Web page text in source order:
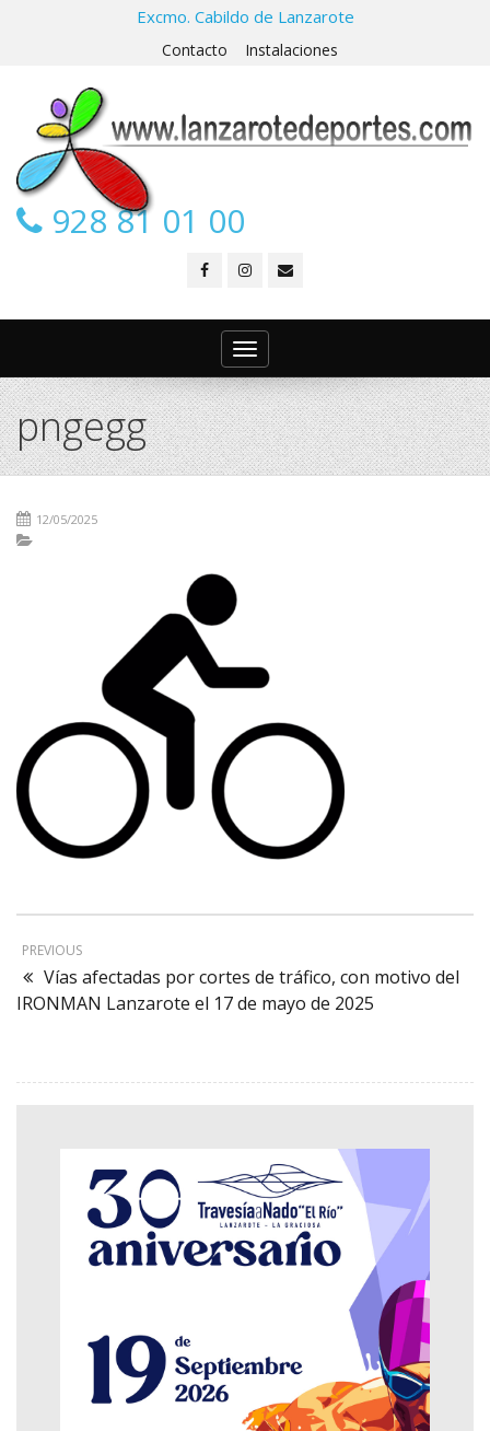
Excmo. Cabildo de Lanzarote
Contacto Instalaciones
928 81 01 00
Toggle
navigation
pngegg
12/05/2025
PREVIOUS
Vías afectadas por cortes de tráfico, con motivo del
IRONMAN Lanzarote el 17 de mayo de 2025